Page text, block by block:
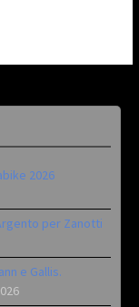
2026
per Zanotti
e Gallis.